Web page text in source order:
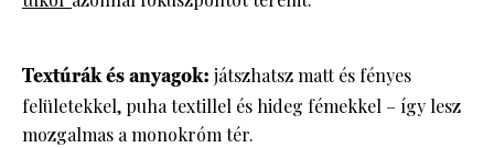
Textúrák és anyagok: játszhatsz matt és fényes
felületekkel, puha textillel és hideg fémekkel – így lesz
mozgalmas a monokróm tér.